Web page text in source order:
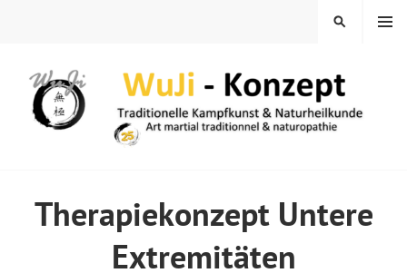
MENÜ
SUCHEN
Therapiekonzept Untere
Extremitäten